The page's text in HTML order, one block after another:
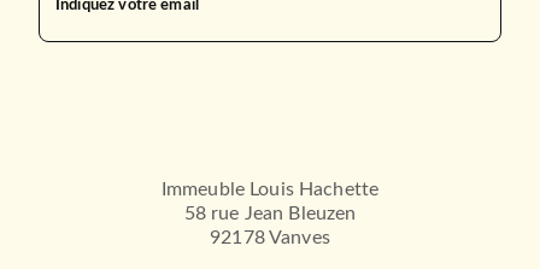
BIOGRAPHIES / MÉMOIRES
FAYARD
Indiquez votre email
Immeuble Louis Hachette
58 rue Jean Bleuzen
92178 Vanves